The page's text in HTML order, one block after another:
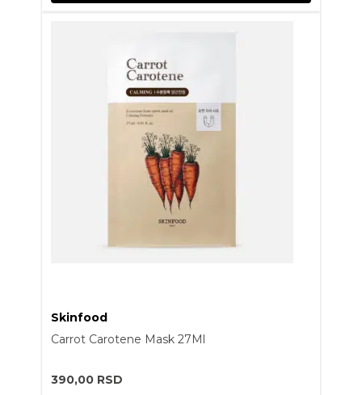
Skinfood
Carrot Carotene Mask 27Ml
390,00 RSD